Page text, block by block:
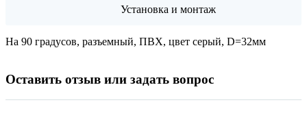
Установка и монтаж
На 90 градусов, разъемный, ПВХ, цвет серый, D=32мм
Оставить отзыв или задать вопрос